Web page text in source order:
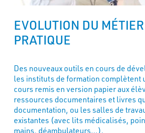
EVOLUTION DU
PRATIQUE
Des nouveaux outils en cours de
les instituts de formation complètent
cours remis en version papier aux
ressources documentaires et livres
documentation, ou les salles de
existantes (avec lits médicalisés,
mains, déambulateurs…).